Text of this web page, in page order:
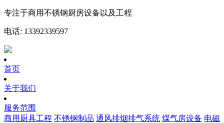
专注于商用不锈钢厨房设备以及工程
电话: 13392339597
首页
关于我们
服务范围
商用厨具工程 不锈钢制品 通风排烟排气系统 煤气房设备 电磁